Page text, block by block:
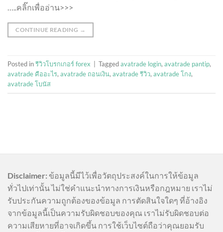
…..คลิ๊กเพื่ออ่าน>>>
CONTINUE READING →
Posted inรีวิวโบรกเกอร์ forex Taggedavatrade login, avatrade pantip,
avatrade คืออะไร, avatrade ถอนเงิน, avatrade รีวิว, avatrade โกง,
avatrade โบนัส
Disclaimer: ข้อมูลนี้มีไว้เพื่อวัตถุประสงค์ในการให้ข้อมูล
ทั่วไปเท่านั้น ไม่ใช่คำแนะนำทางการเงินหรือกฎหมาย เราไม่
รับประกันความถูกต้องของข้อมูล การตัดสินใจใดๆ ที่อ้างอิง
จากข้อมูลนี้เป็นความรับผิดชอบของคุณ เราไม่รับผิดชอบต่อ
ความเสียหายที่อาจเกิดขึ้น การใช้เว็บไซต์ถือว่าคุณยอมรับ